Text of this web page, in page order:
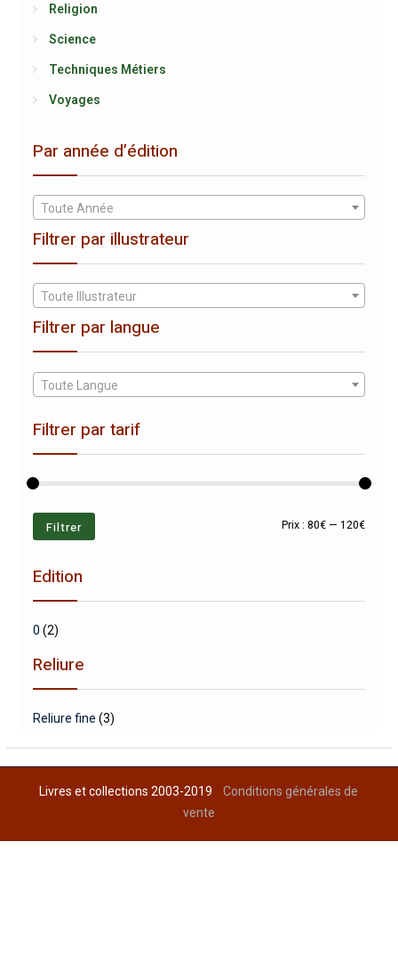
Religion
Science
Techniques Métiers
Voyages
Par année d’édition
Toute Année
Filtrer par illustrateur
Toute Illustrateur
Filtrer par langue
Toute Langue
Filtrer par tarif
Prix
Prix
Filtrer Prix :80€ —120€
Edition
0 (2)
Reliure
Reliure fine (3)
Livres et collections 2003-2019Conditions générales de
vente